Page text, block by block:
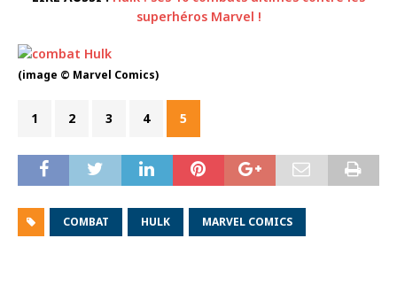
superhéros Marvel !
(image © Marvel Comics)
1 2 3 4 5
COMBAT HULK MARVEL COMICS